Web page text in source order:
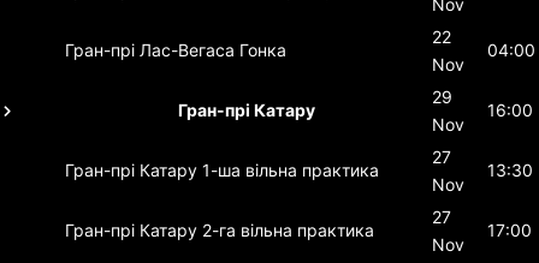
Гран-прі Лас-Вегаса Гонка
22
Nov
04:00
Гран-прі Катару
29
Nov
16:00
Гран-прі Катару 1-ша вільна практика
27
Nov
13:30
Гран-прі Катару 2-га вільна практика
27
Nov
17:00